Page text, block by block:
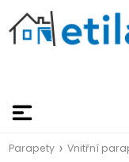
Parapety Vnitřní